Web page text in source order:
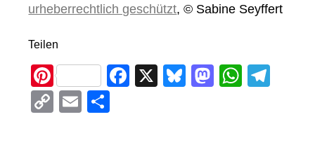
urheberrechtlich geschützt, © Sabine Seyffert
Teilen
Pi
nt
er
F
X
Bl
M
W
C
E